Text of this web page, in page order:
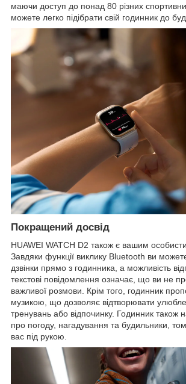
маючи доступ до понад 80 різних
можете легко підібрати свій годинник до
Покращений досвід
HUAWEI WATCH D2 також є вашим
Завдяки функції виклику Bluetooth ви
дзвінки прямо з годинника, а можливість
текстові повідомлення означає, що ви не
важливої ​​розмови. Крім того, годинник
музикою, що дозволяє відтворювати
тренувань або відпочинку. Годинник також
про погоду, нагадування та будильники,
вас під рукою.